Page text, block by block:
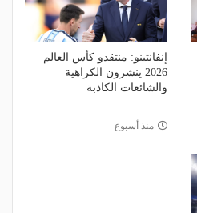
إنفانتينو: منتقدو كأس العالم
2026 ينشرون الكراهية
والشائعات الكاذبة
منذ أسبوع